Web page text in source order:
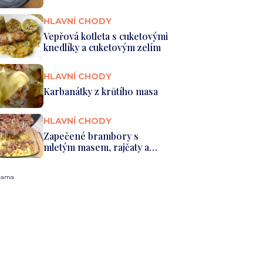
HLAVNÍ CHODY
Vepřová kotleta s cuketovými
knedlíky a cuketovým zelím
HLAVNÍ CHODY
Karbanátky z krůtího masa
HLAVNÍ CHODY
Zapečené brambory s
mletým masem, rajčaty a
sýrem